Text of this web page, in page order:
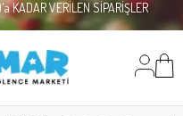
KADAR VERİLEN SİPARİŞLER